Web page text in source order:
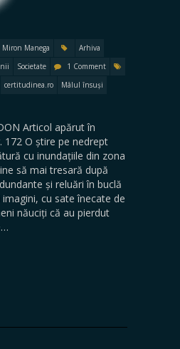
Miron Manega
Arhiva
Societate
1 Comment
certitudinea.ro
Mâlul însuși
Articol apărut în
172 O știre pe nedrept
cu inundațiile din zona
să mai tresară după
și reluări în buclă
cu sate înecate de
năuciți că au pierdut